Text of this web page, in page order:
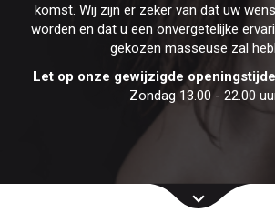
komst. Wij zijn er zeker van dat uw
worden en dat u een onvergetelijke
gekozen masseuse zal
Let op onze gewijzigde
Zondag 13.00 - 22.00